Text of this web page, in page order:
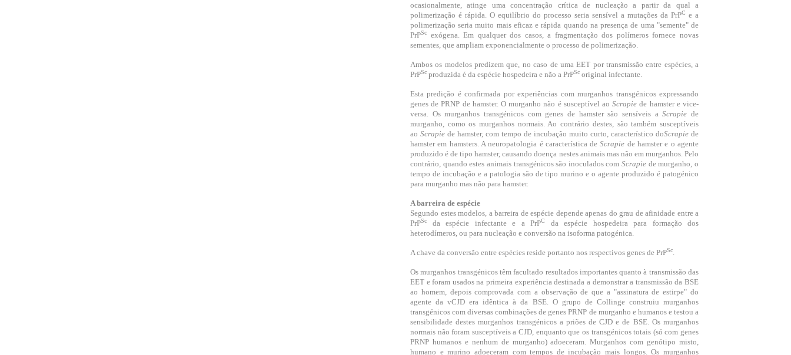
ocasionalmente, atinge uma concentração crítica de nucleação a partir da qual a
polimerização é rápida. O equilíbrio do processo seria sensível a mutações da PrPC e a
polimerização seria muito mais eficaz e rápida quando na presença de uma "semente" de
PrPSc
exógena. Em qualquer dos casos, a fragmentação dos polímeros fornece novas
sementes, que ampliam exponencialmente o processo de polimerização.
Ambos os modelos predizem que, no caso de uma EET por transmissão entre espécies, a
PrPSc produzida é da espécie hospedeira e não a PrPSc original infectante.
Esta predição é confirmada por experiências com murganhos transgénicos expressando
genes de PRNP de hamster. O murganho não é susceptível aoScrapie de hamster e vice-
versa. Os murganhos transgénicos com genes de hamster são sensíveis aScrapie de
murganho, como os murganhos normais. Ao contrário destes, são também susceptíveis
ao Scrapie de hamster, com tempo de incubação muito curto, característico doScrapie de
hamster em hamsters. A neuropatologia é característica deScrapie de hamster e o agente
produzido é de tipo hamster, causando doença nestes animais mas não em murganhos. Pelo
contrário, quando estes animais transgénicos são inoculados comScrapie de murganho, o
tempo de incubação e a patologia são de tipo murino e o agente produzido é patogénico
para murganho mas não para hamster.
A barreira de espécie
Segundo estes modelos, a barreira de espécie depende apenas do grau de afinidade entre a
PrPSc da espécie infectante e a PrPC
da espécie hospedeira para formação dos
heterodímeros, ou para nucleação e conversão na isoforma patogénica.
A chave da conversão entre espécies reside portanto nos respectivos genes de PrPSc.
Os murganhos transgénicos têm facultado resultados importantes quanto à transmissão das
EET e foram usados na primeira experiência destinada a demonstrar a transmissão da BSE
ao homem, depois comprovada com a observação de que a "assinatura de estirpe" do
agente da vCJD era idêntica à da BSE. O grupo de Collinge construiu murganhos
transgénicos com diversas combinações de genes PRNP de murganho e humanos e testou a
sensibilidade destes murganhos transgénicos a priões de CJD e de BSE. Os murganhos
normais não foram susceptíveis a CJD, enquanto que os transgénicos totais (só com genes
PRNP humanos e nenhum de murganho) adoeceram. Murganhos com genótipo misto,
humano e murino adoeceram com tempos de incubação mais longos. Os murganhos